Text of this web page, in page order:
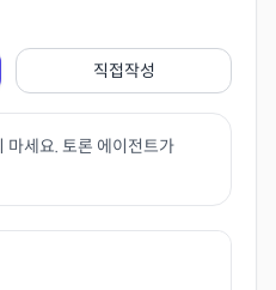
직접작성
마세요. 토론 에이전트가